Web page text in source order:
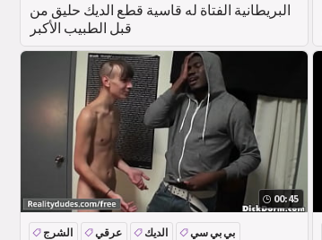
البريطانية الفتاة له قاسية قطع الديك حليق من
قبل الطبيب الأكبر
00:45
الشرج عرقي الديك بي بي سي